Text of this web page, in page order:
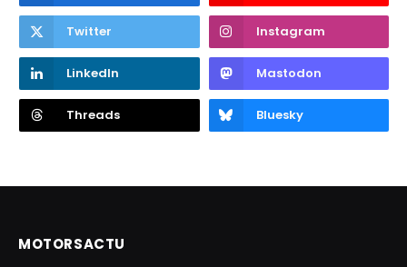
Twitter Instagram
LinkedIn Mastodon
Threads Bluesky
MOTORSACTU